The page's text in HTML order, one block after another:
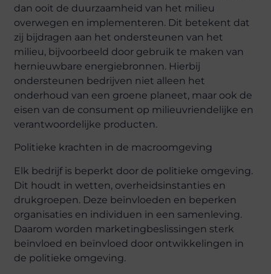
dan ooit de duurzaamheid van het milieu
overwegen en implementeren. Dit betekent dat
zij bijdragen aan het ondersteunen van het
milieu, bijvoorbeeld door gebruik te maken van
hernieuwbare energiebronnen. Hierbij
ondersteunen bedrijven niet alleen het
onderhoud van een groene planeet, maar ook de
eisen van de consument op milieuvriendelijke en
verantwoordelijke producten.
Politieke krachten in de macroomgeving
Elk bedrijf is beperkt door de politieke omgeving.
Dit houdt in wetten, overheidsinstanties en
drukgroepen. Deze beïnvloeden en beperken
organisaties en individuen in een samenleving.
Daarom worden marketingbeslissingen sterk
beïnvloed en beïnvloed door ontwikkelingen in
de politieke omgeving.